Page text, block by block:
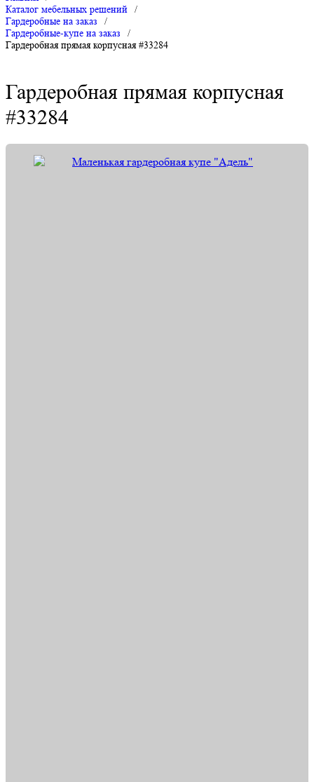
Каталог мебельных решений
/
Гардеробные на заказ
/
Гардеробные-купе на заказ
/
Гардеробная прямая корпусная #33284
Гардеробная прямая корпусная
#33284